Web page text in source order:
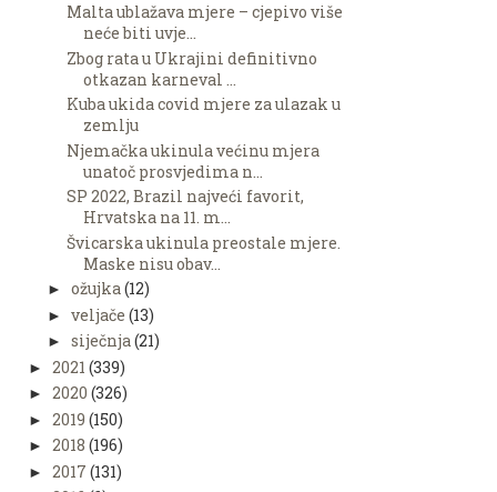
Malta ublažava mjere – cjepivo više
neće biti uvje...
Zbog rata u Ukrajini definitivno
otkazan karneval ...
Kuba ukida covid mjere za ulazak u
zemlju
Njemačka ukinula većinu mjera
unatoč prosvjedima n...
SP 2022, Brazil najveći favorit,
Hrvatska na 11. m...
Švicarska ukinula preostale mjere.
Maske nisu obav...
► ožujka(12)
► veljače (13)
► siječnja(21)
► 2021 (339)
► 2020 (326)
► 2019 (150)
► 2018 (196)
► 2017 (131)